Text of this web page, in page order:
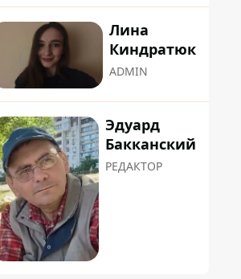
Лина
Киндратюк
ADMIN
Эдуард
Бакканский
РЕДАКТОР